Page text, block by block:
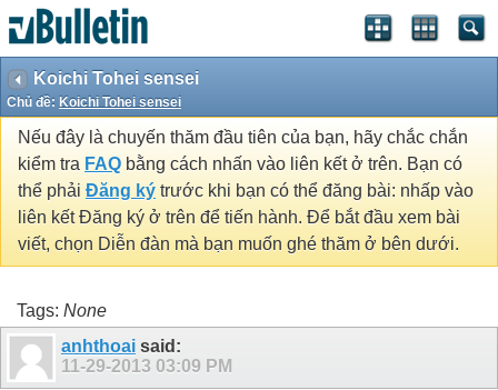
Koichi Tohei sensei
Chủ đề: Koichi Tohei sensei
Nếu đây là chuyến thăm đầu tiên của bạn, hãy chắc chắn
kiểm tra FAQ bằng cách nhấn vào liên kết ở trên. Bạn có
thể phải Đăng ký trước khi bạn có thể đăng bài: nhấp vào
liên kết Đăng ký ở trên để tiến hành. Để bắt đầu xem bài
viết, chọn Diễn đàn mà bạn muốn ghé thăm ở bên dưới.
Tags: None
anhthoai said:
11-29-2013 03:09 PM